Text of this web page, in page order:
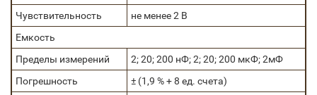
Чувствительность
не менее 2 В
Емкость
Пределы измерений
2; 20; 200 нФ; 2; 20; 200 мкФ; 2мФ
Погрешность
± (1,9 % + 8 ед. счета)